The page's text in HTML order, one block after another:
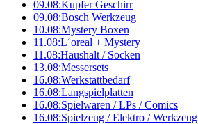
09.08:Kupfer Geschirr
09.08:Bosch Werkzeug
10.08:Mystery Boxen
11.08:L´oreal + Mystery
11.08:Haushalt / Socken
13.08:Messersets
16.08:Werkstattbedarf
16.08:Langspielplatten
16.08:Spielwaren / LPs / Comics
16.08:Spielzeug / Elektro / Werkzeug